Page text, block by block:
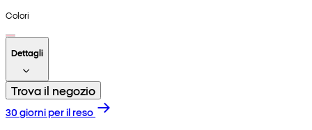
Colori
Dettagli
Trova il negozio
30 giorni per il reso